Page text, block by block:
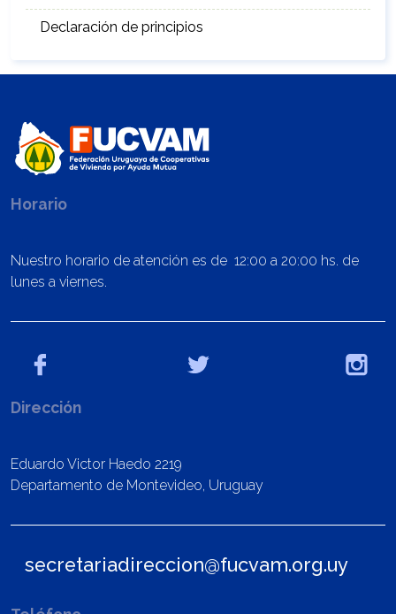
Declaración de principios
Horario
Nuestro horario de atención es de 12:00 a 20:00 hs. de
lunes a viernes.
Dirección
Eduardo Victor Haedo 2219
Departamento de Montevideo, Uruguay
secretariadireccion@fucvam.org.uy